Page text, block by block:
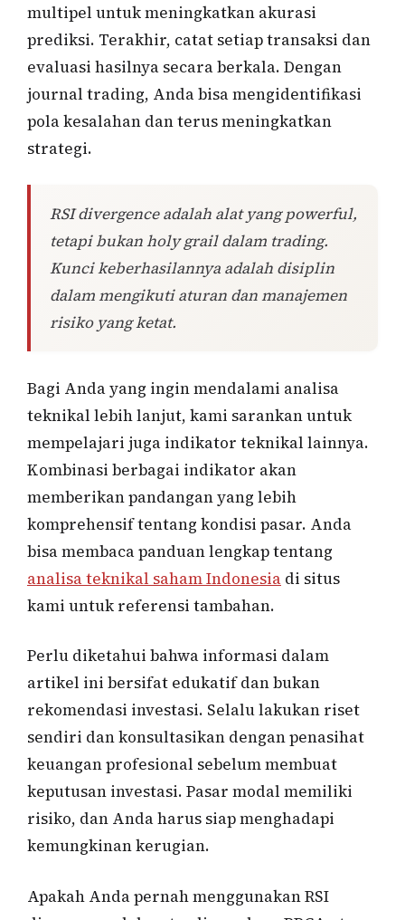
multipel untuk meningkatkan akurasi
prediksi. Terakhir, catat setiap transaksi dan
evaluasi hasilnya secara berkala. Dengan
journal trading, Anda bisa mengidentifikasi
pola kesalahan dan terus meningkatkan
strategi.
RSI divergence adalah alat yang powerful,
tetapi bukan holy grail dalam trading.
Kunci keberhasilannya adalah disiplin
dalam mengikuti aturan dan manajemen
risiko yang ketat.
Bagi Anda yang ingin mendalami analisa
teknikal lebih lanjut, kami sarankan untuk
mempelajari juga indikator teknikal lainnya.
Kombinasi berbagai indikator akan
memberikan pandangan yang lebih
komprehensif tentang kondisi pasar. Anda
bisa membaca panduan lengkap tentang
analisa teknikal saham Indonesia di situs
kami untuk referensi tambahan.
Perlu diketahui bahwa informasi dalam
artikel ini bersifat edukatif dan bukan
rekomendasi investasi. Selalu lakukan riset
sendiri dan konsultasikan dengan penasihat
keuangan profesional sebelum membuat
keputusan investasi. Pasar modal memiliki
risiko, dan Anda harus siap menghadapi
kemungkinan kerugian.
Apakah Anda pernah menggunakan RSI